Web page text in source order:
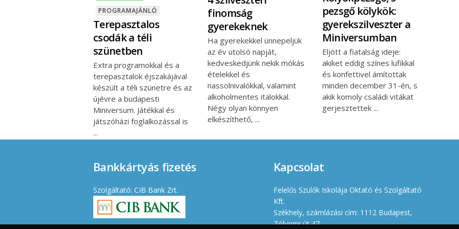
PROGRAMAJÁNLÓ
Terepasztalos
csodák a téli
szünetben
Extra programokkal és a
terepasztalok éjszakájával
készült a téli szünetre és az
újévre a budapesti
Miniversum. Játékkal és
játszóházi foglalkozással is
finomság
gyerekeknek
Ha gyerekekkel ünnepeljük
az év utolsó napját,
kedveskedjünk nekik mókás
ételekkel és
nassolnivalókkal, valamint
alkoholmentes italokkal.
Négy olyan könnyen
elkészíthető,
pezsgő kölykök:
gyerekszilveszter a
Miniversumban
Eljött a fiatalság ideje:
akiket eddig színes lufikkal
és konfettivel ámítottak
minden december 31-én, s
akik komoly családi vitákat
gerjesztettek
Bankkártyás fizetés
Szolgáltató: CIB Bank Zrt.
Kapcsolat
Felelős Szülők Iskolája Oktató és Szolgáltató
Kft.
Székhely, számlázási cím: 1112 Budapest,
Zólyomi út 47.